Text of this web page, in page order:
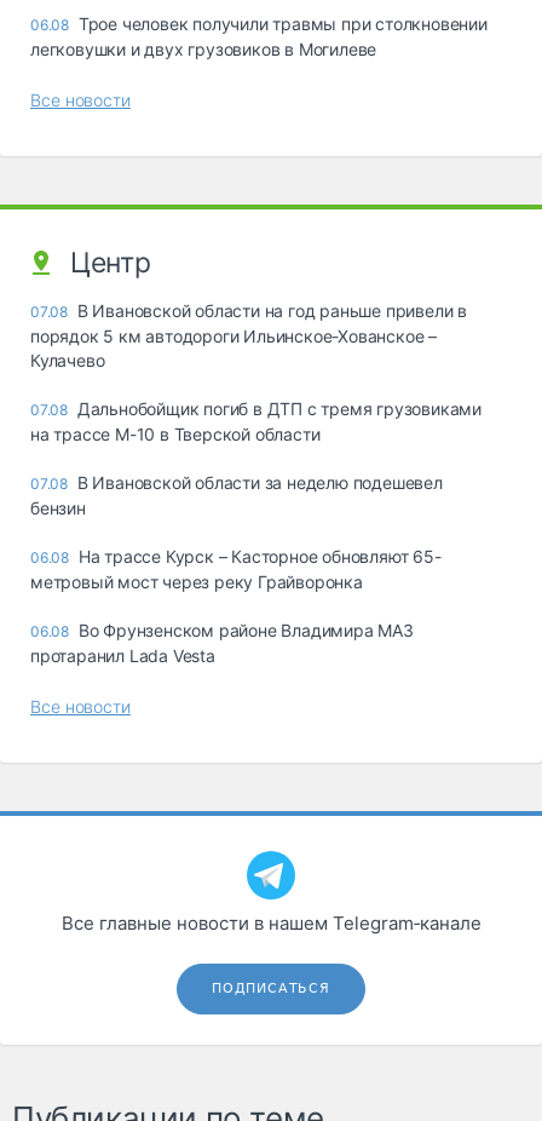
06.08 Трое человек получили травмы при столкновении
легковушки и двух грузовиков в Могилеве
Все новости
Центр
07.08 В Ивановской области на год раньше привели в
порядок 5 км автодороги Ильинское-Хованское –
Кулачево
07.08 Дальнобойщик погиб в ДТП с тремя грузовиками
на трассе М-10 в Тверской области
07.08 В Ивановской области за неделю подешевел
бензин
06.08 На трассе Курск – Касторное обновляют 65-
метровый мост через реку Грайворонка
06.08 Во Фрунзенском районе Владимира МАЗ
протаранил Lada Vesta
Все новости
Все главные новости в нашем Telegram‑канале
ПОДПИСАТЬСЯ